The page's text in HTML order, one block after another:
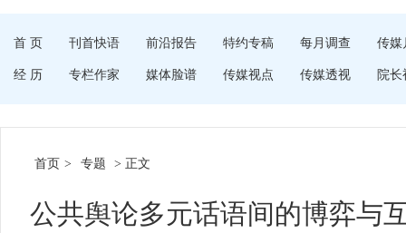
首 页 刊首快语 前沿报告 特约专稿 每月调查 传媒
经 历 专栏作家 媒体脸谱 传媒视点 传媒透视 院长
首页 > 专题 > 正文
公共舆论多元话语间的博弈与